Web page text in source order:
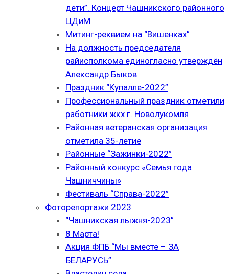
дети”. Концерт Чашникского районного
ЦДиМ
Митинг-реквием на “Вишенках”
На должность председателя
райисполкома единогласно утверждён
Александр Быков
Праздник “Купалле-2022”
Профессиональный праздник отметили
работники жкх г. Новолукомля
Районная ветеранская организация
отметила 35-летие
Районные “Зажинки-2022”
Районный конкурс «Семья года
Чашниччины»
Фестиваль “Справа-2022”
Фоторепортажи 2023
“Чашникская лыжня-2023”
8 Марта!
Акция ФПБ “Мы вместе – ЗА
БЕЛАРУСЬ”